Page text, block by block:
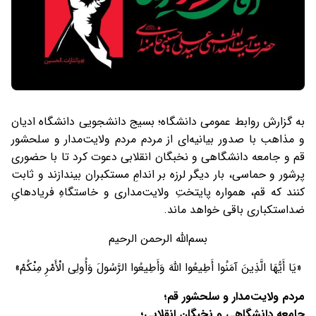
به گزارش روابط عمومی دانشگاه؛ بسیج دانشجویی دانشگاه ادیان
و مذاهب با صدور بیانیه‌ای از مردم مردم ولایت‌مدار و سلحشور
قم و جامعه دانشگاهی و نخبگان انقلابی دعوت کرد تا با حضوری
پرشور و حماسی، بار دیگر لرزه بر اندامِ مستکبران بیندازند و ثابت
کنند که قم، همواره پایتختِ ولایت‌مداری و خاستگاهِ فریادهایِ
ضداستکباری باقی خواهد ماند.
بسم‌الله الرحمن الرحیم
«یَا أَیُّهَا الَّذِینَ آمَنُوا أَطِیعُوا اللَّهَ وَأَطِیعُوا الرَّسُولَ وَأُولِی الْأَمْرِ مِنْکُمْ»
مردم ولایت‌مدار و سلحشور قم؛